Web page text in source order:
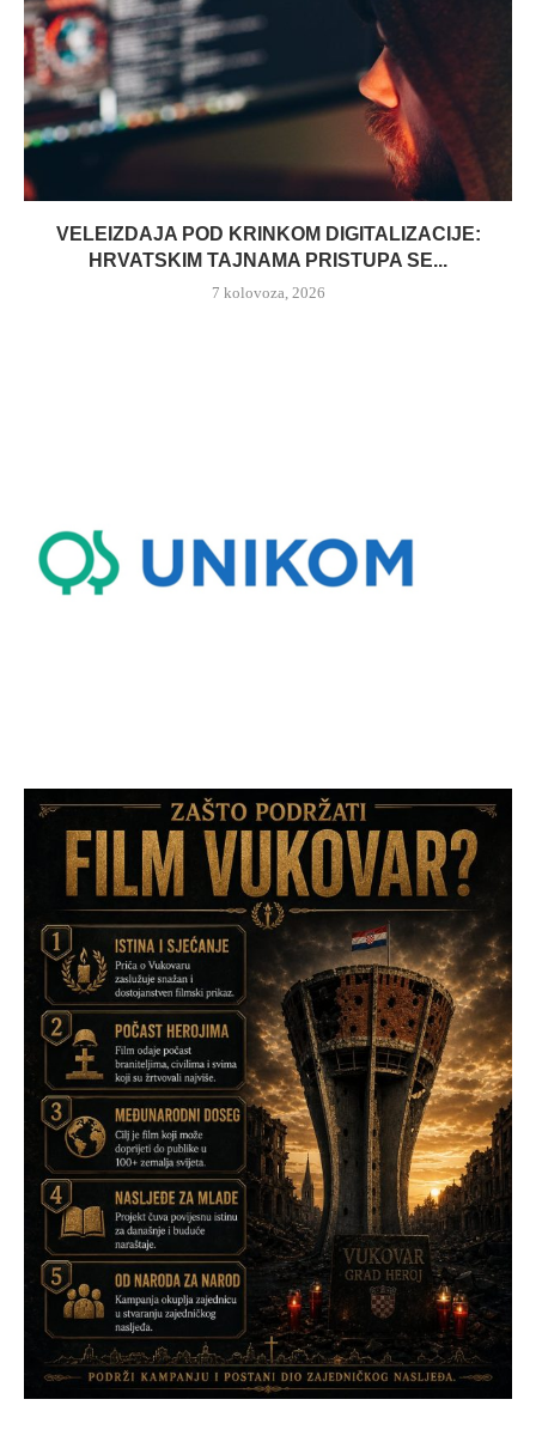
VELEIZDAJA POD KRINKOM DIGITALIZACIJE:
HRVATSKIM TAJNAMA PRISTUPA SE...
7 kolovoza, 2026